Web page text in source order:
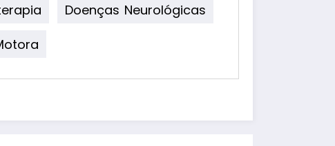
Doenças Neurológicas